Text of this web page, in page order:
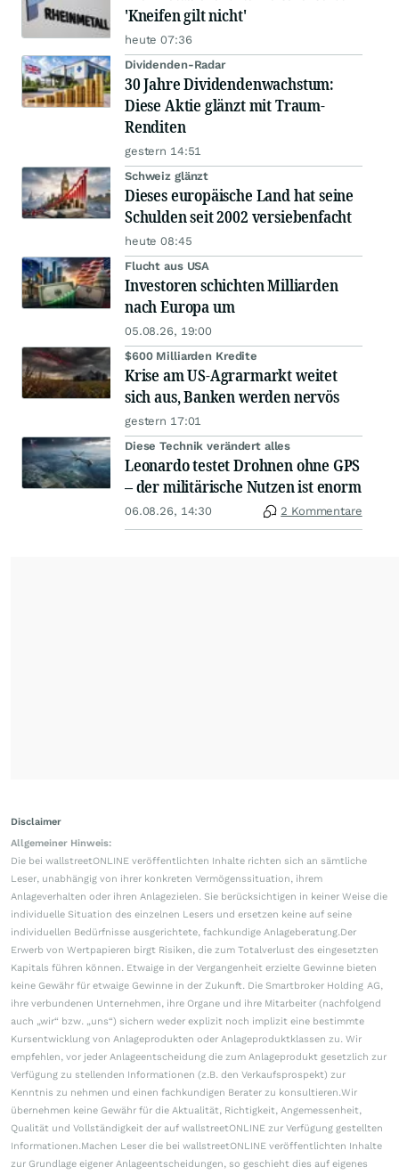
'Kneifen gilt nicht'
heute 07:36
Dividenden-Radar
30 Jahre Dividendenwachstum:
Diese Aktie glänzt mit Traum-
Renditen
gestern 14:51
Schweiz glänzt
Dieses europäische Land hat seine
Schulden seit 2002 versiebenfacht
heute 08:45
Flucht aus USA
Investoren schichten Milliarden
nach Europa um
05.08.26, 19:00
$600 Milliarden Kredite
Krise am US-Agrarmarkt weitet
sich aus, Banken werden nervös
gestern 17:01
Diese Technik verändert alles
Leonardo testet Drohnen ohne GPS
– der militärische Nutzen ist enorm
06.08.26, 14:30 2 Kommentare
Disclaimer
Allgemeiner Hinweis:
Die bei wallstreetONLINE veröffentlichten Inhalte richten sich an sämtliche
Leser, unabhängig von ihrer konkreten Vermögenssituation, ihrem
Anlageverhalten oder ihren Anlagezielen. Sie berücksichtigen in keiner Weise die
individuelle Situation des einzelnen Lesers und ersetzen keine auf seine
individuellen Bedürfnisse ausgerichtete, fachkundige Anlageberatung.Der
Erwerb von Wertpapieren birgt Risiken, die zum Totalverlust des eingesetzten
Kapitals führen können. Etwaige in der Vergangenheit erzielte Gewinne bieten
keine Gewähr für etwaige Gewinne in der Zukunft. Die Smartbroker Holding AG,
ihre verbundenen Unternehmen, ihre Organe und ihre Mitarbeiter (nachfolgend
auch „wir“ bzw. „uns“) sichern weder explizit noch implizit eine bestimmte
Kursentwicklung von Anlageprodukten oder Anlageproduktklassen zu. Wir
empfehlen, vor jeder Anlageentscheidung die zum Anlageprodukt gesetzlich zur
Verfügung zu stellenden Informationen (z.B. den Verkaufsprospekt) zur
Kenntnis zu nehmen und einen fachkundigen Berater zu konsultieren.Wir
übernehmen keine Gewähr für die Aktualität, Richtigkeit, Angemessenheit,
Qualität und Vollständigkeit der auf wallstreetONLINE zur Verfügung gestellten
Informationen.Machen Leser die bei wallstreetONLINE veröffentlichten Inhalte
zur Grundlage eigener Anlageentscheidungen, so geschieht dies auf eigenes